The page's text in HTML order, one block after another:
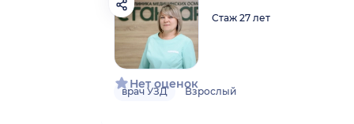
Нет оценок
Стаж 27 лет
врач УЗД Взрослый